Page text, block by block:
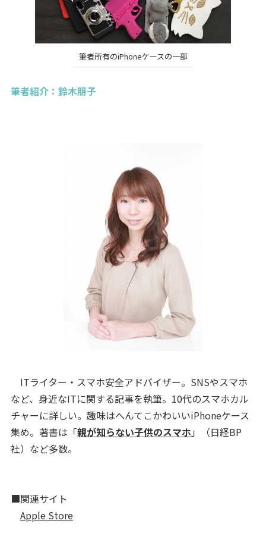
筆者所有のiPhoneケースの一部
筆者紹介：鈴木朋子
ITライター・スマホ安全アドバイザー。SNSやスマホ
など、身近なITに関する記事を執筆。10代のスマホカル
チャーに詳しい。趣味はへんてこかわいいiPhoneケース
集め。著書は「親が知らない子供のスマホ 」（日経BP
社）など多数。
■関連サイト
Apple Store